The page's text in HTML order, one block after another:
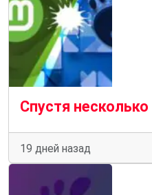
19 дней назад